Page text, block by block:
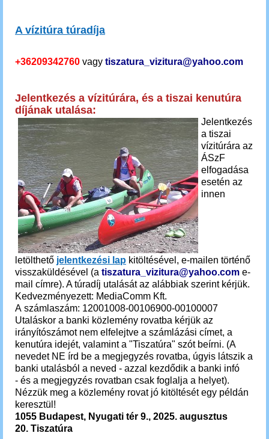
A vízitúra túradíja
+36209342760 vagy tiszatura_vizitura@yahoo.com
Jelentkezés a vízitúrára, és a tiszai kenutúra
díjának utalása:
Jelentkezés
a tiszai
vízitúrára az
ÁSzF
elfogadása
esetén az
innen
letölthető jelentkezési lap kitöltésével, e-mailen történő
visszaküldésével (a tiszatura_vizitura@yahoo.com e-
mail címre). A túradíj utalását az alábbiak szerint kérjük.
Kedvezményezett: MediaComm Kft.
A számlaszám: 12001008-00106900-00100007
Utaláskor a banki közlemény rovatba kérjük az
irányítószámot nem elfelejtve a számlázási címet, a
kenutúra idejét, valamint a "Tiszatúra" szót beírni. (A
nevedet NE írd be a megjegyzés rovatba, úgyis látszik a
banki utalásból a neved - azzal kezdődik a banki infó
- és a megjegyzés rovatban csak foglalja a helyet).
Nézzük meg a közlemény rovat jó kitöltését egy példán
keresztül!
1055 Budapest, Nyugati tér 9., 2025. augusztus
20. Tiszatúra